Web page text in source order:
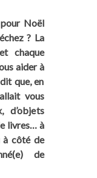
Noël
? La
chaque
aider à
que, en
vous
d’objets
livres… à
à côté de
de